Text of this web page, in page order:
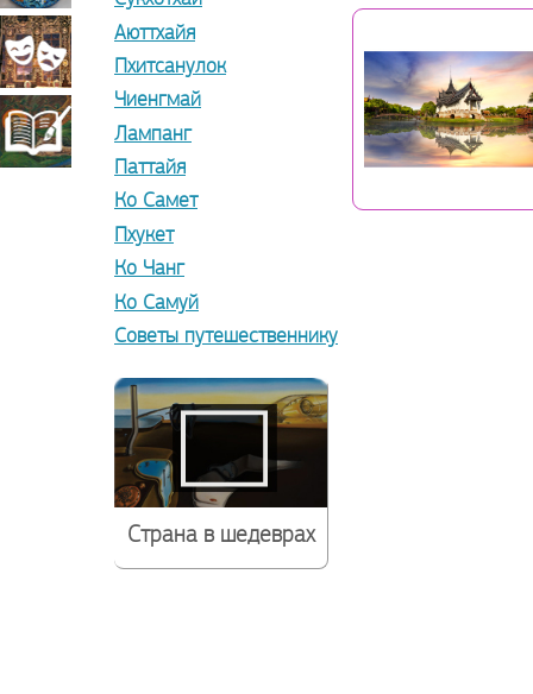
Аюттхайя
Пхитсанулок
Чиенгмай
Лампанг
Паттайя
Ко Самет
Пхукет
Ко Чанг
Ко Самуй
Советы путешественнику
Страна в шедеврах
прикладное
декорационное
искусство
Книжная
миниатюра